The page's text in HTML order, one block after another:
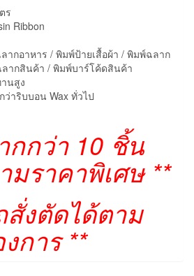
ร
Ribbon
ากอาหาร / พิมพ์ป้ายเสื้อผ้า / พิมพ์ฉลาก
ากสินค้า / พิมพ์บาร์โค้ดสินค้า
นสูง
ว่าริบบอน Wax ทั่วไป
กกว่า 10 ชิ้น
มราคาพิเศษ **
สั่งตัดได้ตาม
การ **